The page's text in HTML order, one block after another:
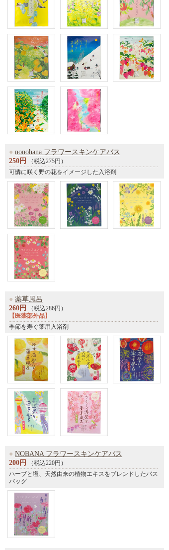
● nonohana フラワースキンケアバス
250円
（税込275円）
可憐に咲く野の花をイメージした入浴剤
● 薬草風呂
260円
（税込286円）
【医薬部外品】
季節を寿ぐ薬用入浴剤
● NOBANA フラワースキンケアバス
200円
（税込220円）
ハーブと塩、天然由来の植物エキスをブレンドしたバス
バッグ